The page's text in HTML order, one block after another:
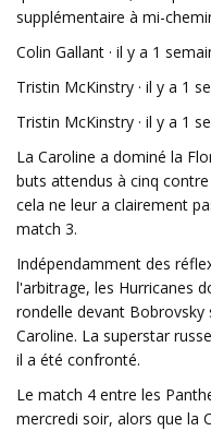
supplémentaire à mi-
Colin Gallant · il y a 1
Tristin McKinstry · il y a 1
Tristin McKinstry · il y a 1
La Caroline a dominé la
buts attendus à cinq
cela ne leur a clairement
match 3.
Indépendamment des
l'arbitrage, les Hurricanes
rondelle devant
Caroline. La superstar
il a été confronté.
Le match 4 entre les
mercredi soir, alors que la